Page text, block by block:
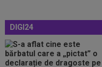
DIGI24
serioasă! Celta Vigo a
15:16
Adrian Ilie a văzut